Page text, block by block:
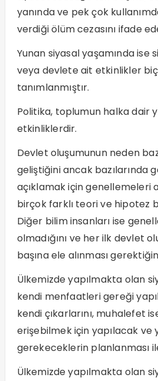
yanında ve pek çok
verdiği ölüm cezasını ifade
Yunan siyasal yaşamında ise
veya devlete ait etkinlikler
tanımlanmıştır.
Politika, toplumun halka dair
etkinliklerdir.
Devlet oluşumunun neden
geliştiğini ancak bazılarında
açıklamak için genellemeleri
birçok farklı teori ve hipotez
Diğer bilim insanları ise
olmadığını ve her ilk devlet
başına ele alınması
Ülkemizde yapılmakta olan
kendi menfaatleri gereği
kendi çıkarlarını, muhalefet
erişebilmek için yapılacak ve
gerekeceklerin planlanması
Ülkemizde yapılmakta olan